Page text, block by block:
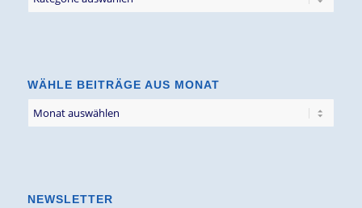
Blogbeiträge
WÄHLE BEITRÄGE AUS MONAT
NEWSLETTER